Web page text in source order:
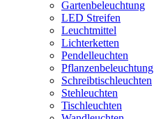
Gartenbeleuchtung
LED Streifen
Leuchtmittel
Lichterketten
Pendelleuchten
Pflanzenbeleuchtung
Schreibtischleuchten
Stehleuchten
Tischleuchten